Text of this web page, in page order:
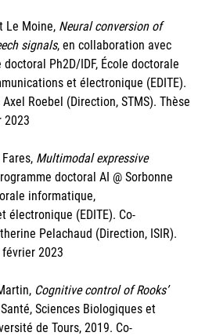
Le Moine, Neural conversion of
signals, en collaboration avec
Ph2D/IDF, École doctorale
et électronique (EDITE).
Roebel (Direction, STMS). Thèse
2023
Multimodal expressive
doctoral AI @ Sorbonne
informatique,
électronique (EDITE). Co-
Pelachaud (Direction, ISIR).
2023
Cognitive control of Rooks’
Sciences Biologiques et
de Tours, 2019. Co-